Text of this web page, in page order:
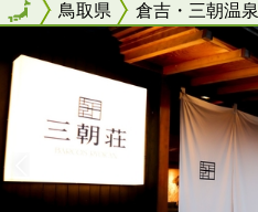
全国鳥取県 倉吉・三朝温泉
全国